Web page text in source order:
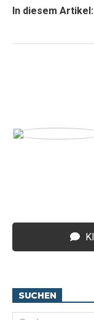
In diesem Artikel:
SUCHEN